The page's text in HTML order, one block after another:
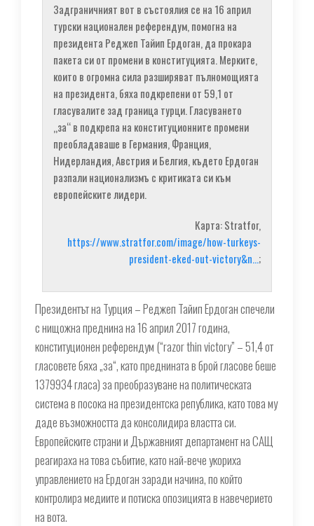
Задграничният вот в състоялия се на 16 април
турски национален референдум, помогна на
президента Реджеп Тайип Ердоган, да прокара
пакета си от промени в конституцията. Мерките,
които в огромна сила разширяват пълномощията
на президента, бяха подкрепени от 59,1 от
гласувалите зад граница турци. Гласуването
„за“ в подкрепа на конституционните промени
преобладаваше в Германия, Франция,
Нидерландия, Австрия и Белгия, където Ердоган
разпали национализмъ с критиката си към
европейските лидери.
Карта: Stratfor,
https://www.stratfor.com/image/how-turkeys-
president-eked-out-victory&n…;
Президентът на Турция – Реджеп Тайип Ердоган спечели
с нищожна преднина на 16 април 2017 година,
конституционен референдум (“razor thin victory” – 51,4 от
гласовете бяха „за“, като преднината в брой гласове беше
1379934 гласа) за преобразуване на политическата
система в посока на президентска република, като това му
даде възможността да консолидира властта си.
Европейските страни и Държавният департамент на САЩ
реагираха на това събитие, като най-вече укориха
управлението на Ердоган заради начина, по който
контролира медиите и потиска опозицията в навечерието
на вота.